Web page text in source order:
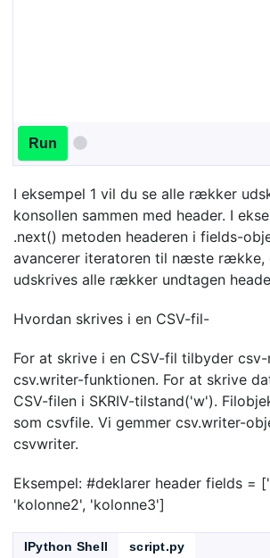
Run
I eksempel 1 vil du se alle rækker
konsollen sammen med header. I
.next() metoden headeren i fields-
avancerer iteratoren til næste række,
udskrives alle rækker undtagen
Hvordan skrives i en CSV-fil-
For at skrive i en CSV-fil tilbyder
csv.writer-funktionen. For at skrive
CSV-filen i SKRIV-tilstand('w').
som csvfile. Vi gemmer csv.writer-
csvwriter.
Eksempel: #deklarer header fields =
'kolonne2', 'kolonne3']
IPython Shell
script.py